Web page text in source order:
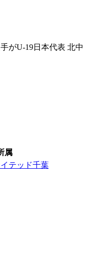
がU-19日本代表 北中
属
テッド千葉